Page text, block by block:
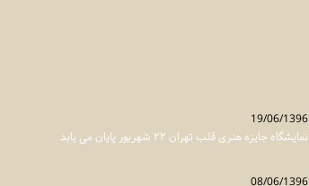
19/06/1396
نمایشگاه جایزه هنری قلب تهران ۲۲ شهریور پایان می یابد
08/06/1396